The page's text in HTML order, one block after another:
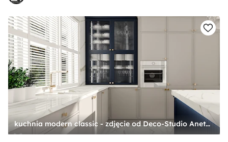
kuchnia modern classic - zdjęcie od Deco-Studio Aneta Paruzel